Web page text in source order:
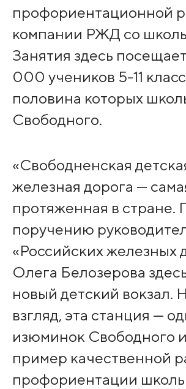
профориентационной
компании РЖД со
Занятия здесь
000 учеников 5-11
половина которых
Свободного.
«Свободненская
железная дорога —
протяженная в стране.
поручению
«Российских железных
Олега Белозерова
новый детский вокзал.
взгляд, эта станция —
изюминок Свободного
пример качественной
профориентации